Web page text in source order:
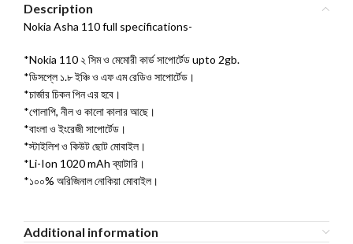
Description
Nokia Asha 110 full specifications-
*Nokia 110 ২ সিম ও মেমোরী কার্ড সাপোর্টেড upto 2gb.
*ডিসপ্লে ১.৮ ইঞ্চি ও এফ এম রেডিও সাপোর্টেড।
*চার্জার চিকন পিন এর হবে।
*গোলাপি, নীল ও কালো কালার আছে।
*বাংলা ও ইংরেজী সাপোর্টেড।
*স্টাইলিশ ও কিউট ছোট মোবাইল।
*Li-Ion 1020 mAh ব্যাটারি।
*১০০% অরিজিনাল নোকিয়া মোবাইল।
Additional information